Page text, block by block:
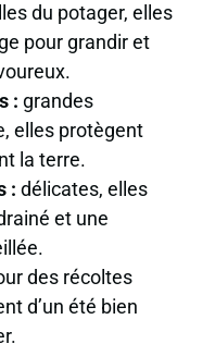
du potager, elles
pour grandir et
: grandes
elles protègent
la terre.
: délicates, elles
et une
des récoltes
d’un été bien